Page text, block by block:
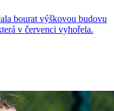
bourat výškovou budovu
v červenci vyhořela.